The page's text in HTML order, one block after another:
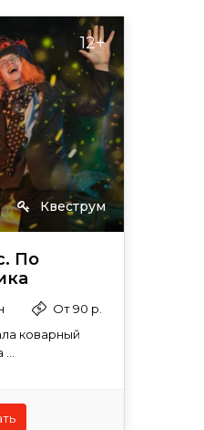
12+
Квеструм
По
От 90 р.
коварный